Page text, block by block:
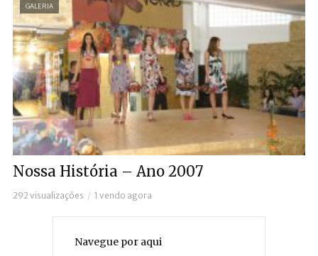
GALERIA
Nossa História – Ano 2007
292 visualizações 1 vendo agora
Navegue por aqui